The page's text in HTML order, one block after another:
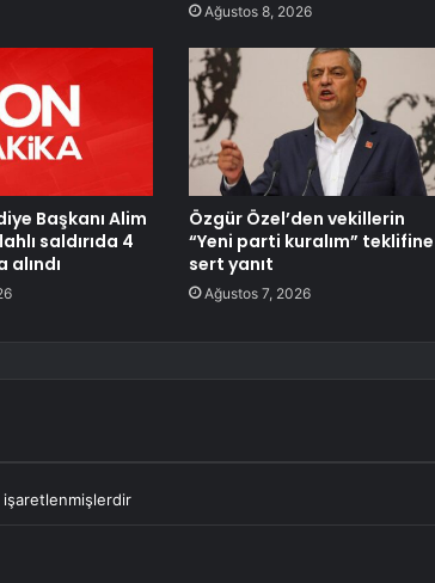
Ağustos 8, 2026
Başkanı Alim
saldırıda 4
alındı
Özgür Özel’den vekillerin
“Yeni parti kuralım” teklifine
sert yanıt
Ağustos 7, 2026
işaretlenmişlerdir